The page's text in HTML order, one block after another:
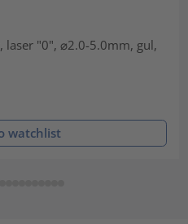
laser "0", ⌀2.0-5.0mm, gul,
watchlist